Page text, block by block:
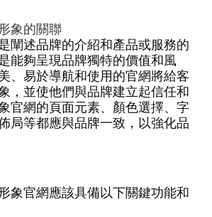
象的關聯
闡述品牌的介紹和產品或服務的
能夠呈現品牌獨特的價值和風
、易於導航和使用的官網將給客
，並使他們與品牌建立起信任和
官網的頁面元素、顏色選擇、字
局等都應與品牌一致，以強化品
象官網應該具備以下關鍵功能和